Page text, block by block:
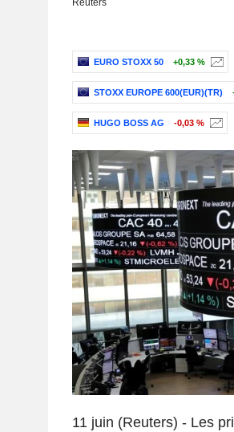
Reuters
EURO STOXX 50 +0,33 %
STOXX EUROPE 600(EUR)(TR)
HUGO BOSS AG -0,03 %
11 juin (Reuters) - Les